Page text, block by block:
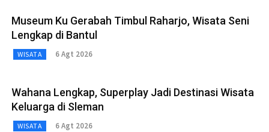
Museum Ku Gerabah Timbul Raharjo, Wisata Seni
Lengkap di Bantul
WISATA 6 Agt 2026
Wahana Lengkap, Superplay Jadi Destinasi Wisata
Keluarga di Sleman
WISATA 6 Agt 2026